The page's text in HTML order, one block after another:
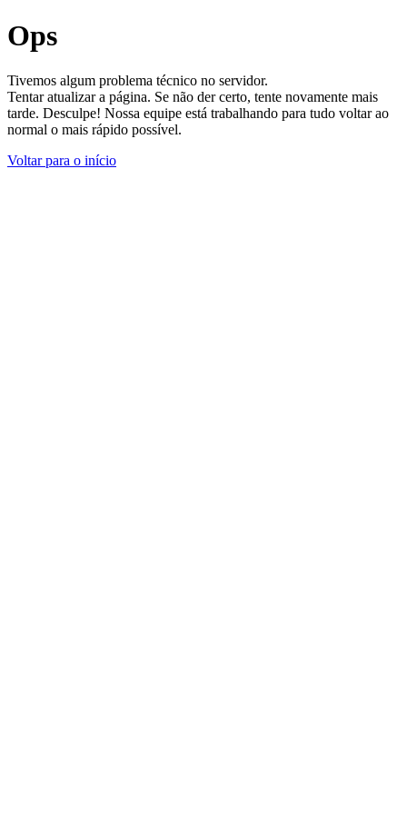
Ops
Tivemos algum problema técnico no servidor.
Tentar atualizar a página. Se não der certo, tente novamente mais
tarde. Desculpe! Nossa equipe está trabalhando para tudo voltar ao
normal o mais rápido possível.
Voltar para o início